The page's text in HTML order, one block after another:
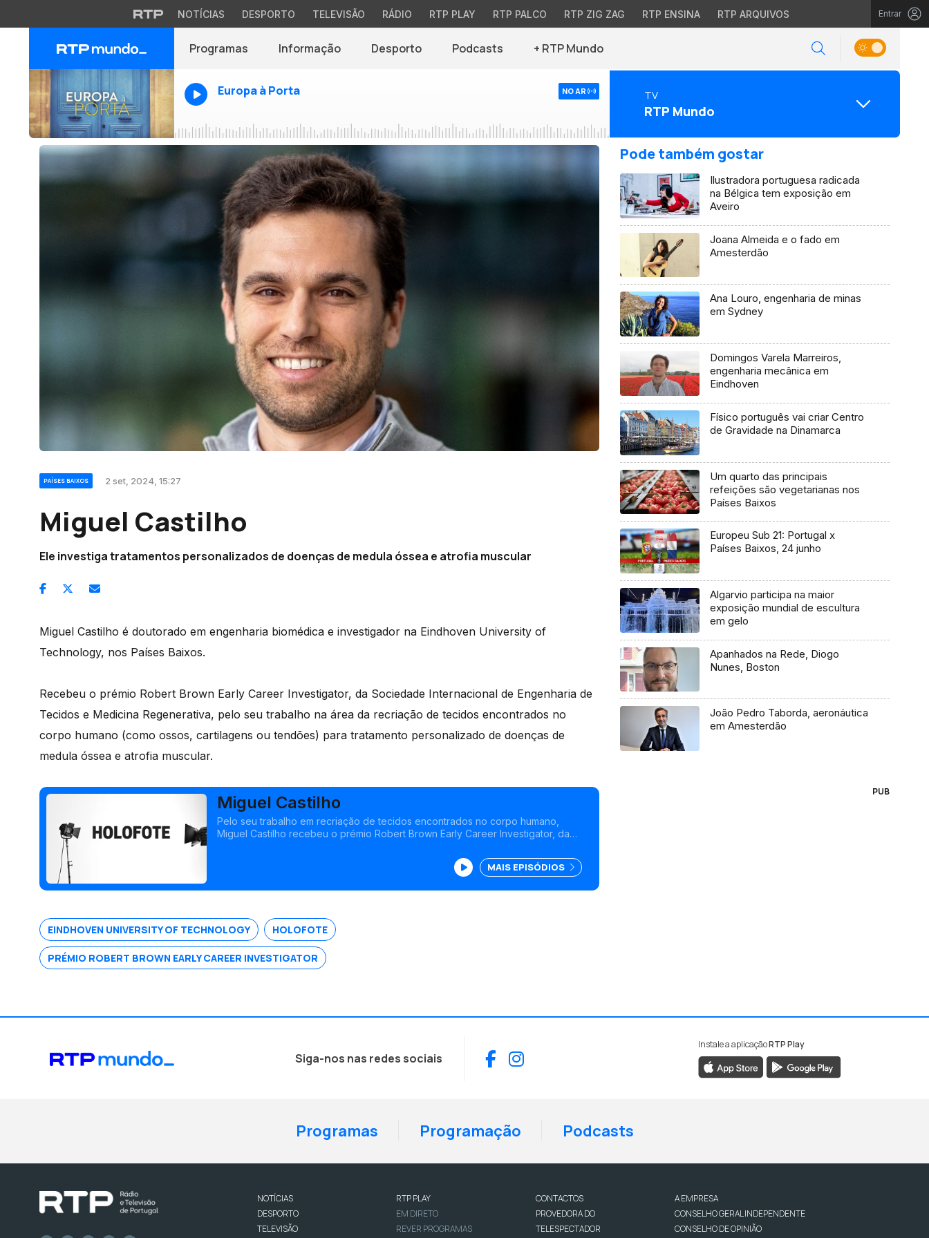
NOTÍCIAS DESPORTO TELEVISÃO RÁDIO RTP PLAY RTP PALCO RTP ZIG ZAG RTP ENSINA RTP ARQUIVOS Entrar
Programas Informação Desporto Podcasts + RTP Mundo
Europa à Porta NO AR TV
RTP Mundo
PAÍSES BAIXOS 2 set, 2024, 15:27
Miguel Castilho
Ele investiga tratamentos personalizados de doenças de medula óssea e atrofia muscular
Miguel Castilho é doutorado em engenharia biomédica e investigador na Eindhoven University of
Technology, nos Países Baixos.
Recebeu o prémio Robert Brown Early Career Investigator, da Sociedade Internacional de Engenharia de
Tecidos e Medicina Regenerativa, pelo seu trabalho na área da recriação de tecidos encontrados no
corpo humano (como ossos, cartilagens ou tendões) para tratamento personalizado de doenças de
medula óssea e atrofia muscular.
Miguel Castilho
Pelo seu trabalho em recriação de tecidos encontrados no corpo humano,
Miguel Castilho recebeu o prémio Robert Brown Early Career Investigator, da
MAIS EPISÓDIOS
EINDHOVEN UNIVERSITY OF TECHNOLOGY HOLOFOTE
PRÉMIO ROBERT BROWN EARLY CAREER INVESTIGATOR
Pode também gostar
Ilustradora portuguesa radicada
na Bélgica tem exposição em
Aveiro
Joana Almeida e o fado em
Amesterdão
Ana Louro, engenharia de minas
em Sydney
Domingos Varela Marreiros,
engenharia mecânica em
Eindhoven
Físico português vai criar Centro
de Gravidade na Dinamarca
Um quarto das principais
refeições são vegetarianas nos
Países Baixos
Europeu Sub 21: Portugal x
Países Baixos, 24 junho
Algarvio participa na maior
exposição mundial de escultura
em gelo
Apanhados na Rede, Diogo
Nunes, Boston
João Pedro Taborda, aeronáutica
em Amesterdão
PUB
Siga-nos nas redes sociais Facebook
Instagram
Instale a aplicaçãoRTP Play
Programas Programação Podcasts
NOTÍCIAS
DESPORTO
TELEVISÃO
RTP PLAY
EM DIRETO
REVER PROGRAMAS
CONTACTOS
PROVEDORA DO
TELESPECTADOR
A EMPRESA
CONSELHO GERAL INDEPENDENTE
CONSELHO DE OPINIÃO